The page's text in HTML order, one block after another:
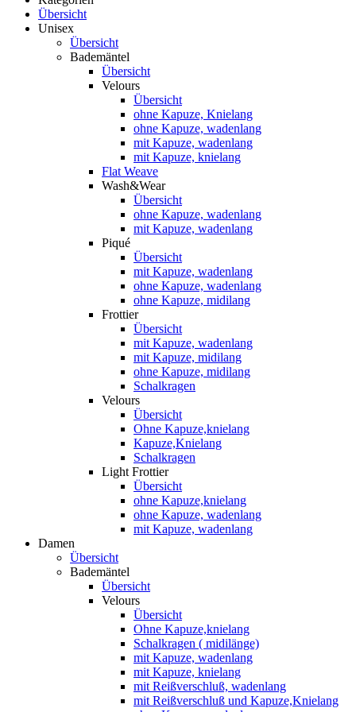
Übersicht
Unisex
Übersicht
Bademäntel
Übersicht
Velours
Übersicht
ohne Kapuze, Knielang
ohne Kapuze, wadenlang
mit Kapuze, wadenlang
mit Kapuze, knielang
Flat Weave
Wash&Wear
Übersicht
ohne Kapuze, wadenlang
mit Kapuze, wadenlang
Piqué
Übersicht
mit Kapuze, wadenlang
ohne Kapuze, wadenlang
ohne Kapuze, midilang
Frottier
Übersicht
mit Kapuze, wadenlang
mit Kapuze, midilang
ohne Kapuze, midilang
Schalkragen
Velours
Übersicht
Ohne Kapuze,knielang
Kapuze,Knielang
Schalkragen
Light Frottier
Übersicht
ohne Kapuze,knielang
ohne Kapuze, wadenlang
mit Kapuze, wadenlang
Damen
Übersicht
Bademäntel
Übersicht
Velours
Übersicht
Ohne Kapuze,knielang
Schalkragen ( midilänge)
mit Kapuze, wadenlang
mit Kapuze, knielang
mit Reißverschluß, wadenlang
mit Reißverschluß und Kapuze,Knielang